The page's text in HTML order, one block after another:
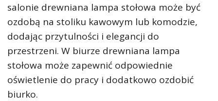
salonie drewniana lampa stołowa może być
ozdobą na stoliku kawowym lub komodzie,
dodając przytulności i elegancji do
przestrzeni. W biurze drewniana lampa
stołowa może zapewnić odpowiednie
oświetlenie do pracy i dodatkowo ozdobić
biurko.